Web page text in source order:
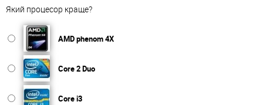
Який процесор краще?
AMD phenom 4X
Core 2 Duo
Core i3